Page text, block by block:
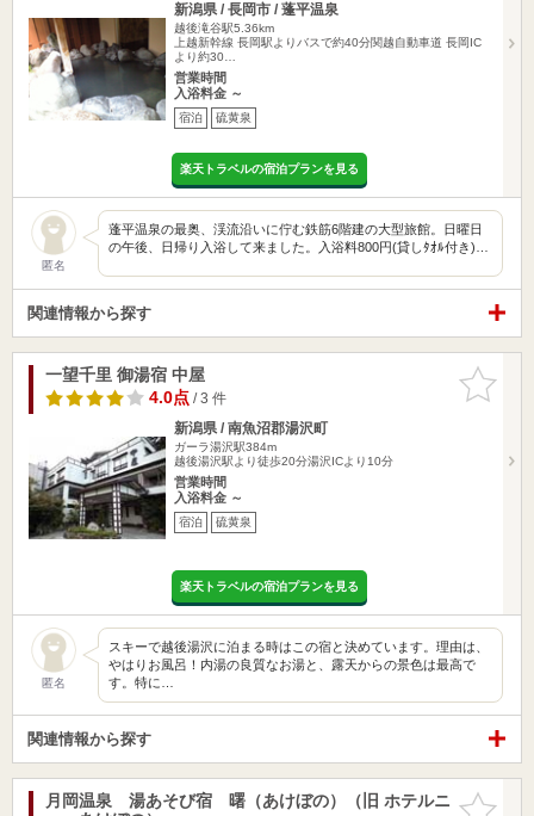
新潟県 / 長岡市 / 蓬平温泉
越後滝谷駅5.36km
上越新幹線 長岡駅よりバスで約40分関越自動車道 長岡IC
より約30…
営業時間
入浴料金 ～
宿泊 硫黄泉
楽天トラベルの宿泊プランを見る
匿名
蓬平温泉の最奥、渓流沿いに佇む鉄筋6階建の大型旅館。日曜日
の午後、日帰り入浴して来ました。入浴料800円(貸しﾀｵﾙ付き)…
関連情報から探す
お気に入
りに追加
一望千里 御湯宿 中屋
4.0点/ 3 件
新潟県 / 南魚沼郡湯沢町
ガーラ湯沢駅384m
越後湯沢駅より徒歩20分湯沢ICより10分
営業時間
入浴料金 ～
宿泊 硫黄泉
楽天トラベルの宿泊プランを見る
匿名
スキーで越後湯沢に泊まる時はこの宿と決めています。理由は、
やはりお風呂！内湯の良質なお湯と、露天からの景色は最高で
す。特に…
関連情報から探す
お気に入
月岡温泉 湯あそび宿 曙（あけぼの）（旧 ホテルニ